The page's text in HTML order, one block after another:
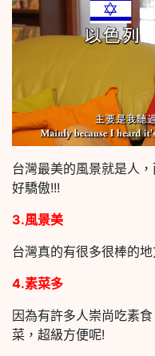
台灣最美的風景就是人
好驕傲!!!
3.風景美
台灣真的有很多很棒的
4.素菜多
因為有許多人崇尚吃素
菜，超級方便呢!